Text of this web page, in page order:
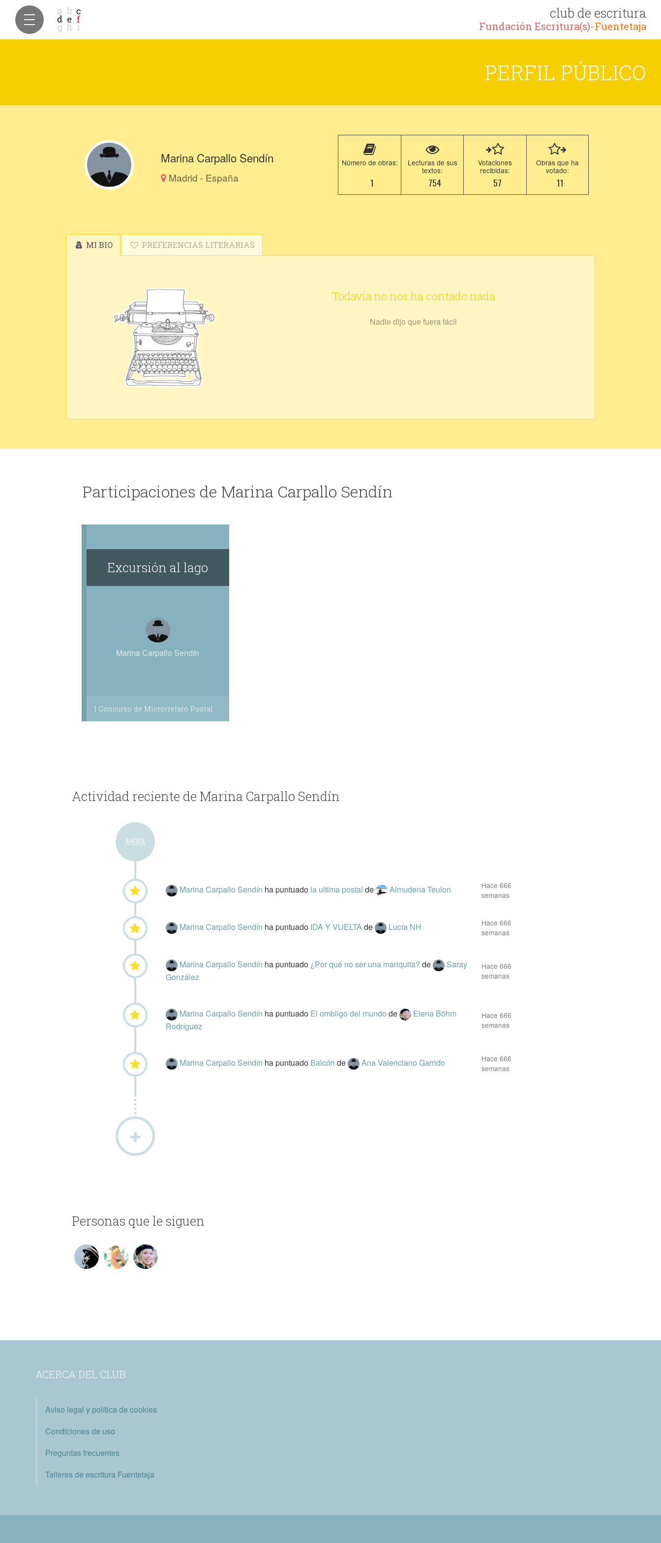
club de escritura
Fundación Escritura(s)-Fuentetaja
PERFIL PÚBLICO
Marina Carpallo Sendín
Madrid - España
Número de obras:
1
Lecturas de sus
textos:
754
Votaciones
recibidas:
57
Obras que ha
votado:
11
MI BIO PREFERENCIAS LITERARIAS
Todavía no nos ha contado nada
Nadie dijo que fuera fácil
Participaciones de Marina Carpallo Sendín
Excursión al lago
Marina Carpallo Sendín
I Concurso de Microrrelato Postal
Actividad reciente de Marina Carpallo Sendín
AHORA
Marina Carpallo Sendín ha puntuado la ultima postal de Almudena Teulon
Hace 666
semanas
Marina Carpallo Sendín ha puntuado IDA Y VUELTAde Lucía NH
Hace 666
semanas
Marina Carpallo Sendín ha puntuado ¿Por qué no ser una mariquita? de
Saray
González
Hace 666
semanas
Marina Carpallo Sendín ha puntuado El ombligo del mundo de
Elena Böhm
Rodríguez
Hace 666
semanas
Marina Carpallo Sendín ha puntuado Balcón de Ana Valenciano Garrido
Hace 666
semanas
Personas que le siguen
ACERCA DEL CLUB
Aviso legal y política de cookies
Condiciones de uso
Preguntas frecuentes
Talleres de escritura Fuentetaja